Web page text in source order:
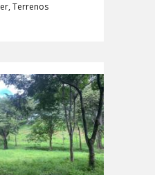
Terrenos